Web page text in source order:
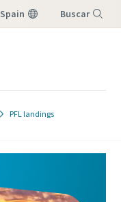
Spain Buscar
PFL landings